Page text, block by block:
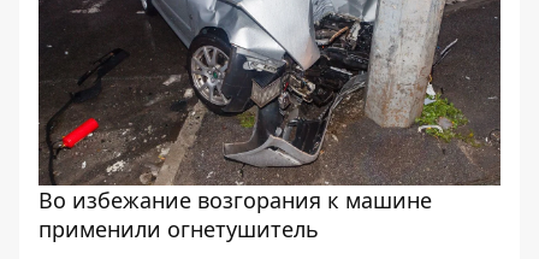
Во избежание возгорания к машине
применили огнетушитель